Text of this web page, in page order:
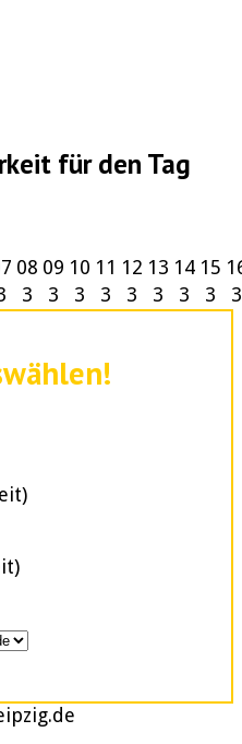
für den Tag
08 09 10 11 12 13 14 15
3 3 3 3 3 3 3 3 3